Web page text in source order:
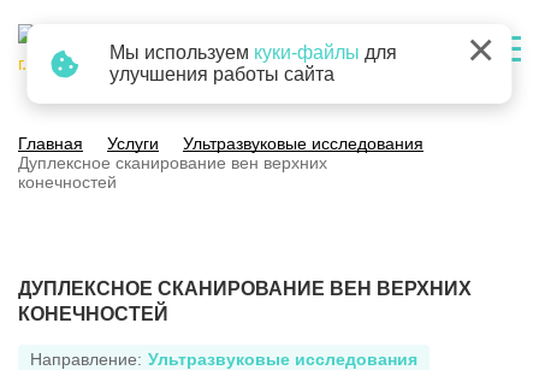
г. Барнаул
Главная Услуги
Ультразвуковые исследования
Дуплексное сканирование вен верхних
конечностей
ДУПЛЕКСНОЕ СКАНИРОВАНИЕ ВЕН ВЕРХНИХ
КОНЕЧНОСТЕЙ
Направление: Ультразвуковые исследования
Мы используем куки-файлы для
улучшения работы сайта
×